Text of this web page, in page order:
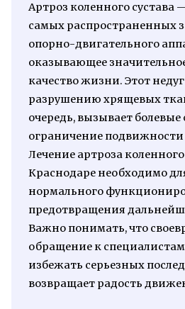
Артроз коленного сустава
самых распространенных
опорно-двигательного
оказывающее
качество жизни. Этот
разрушению хрящевых
очередь, вызывает
ограничение подвижности
Лечение артроза коленного
Краснодаре необходимо
нормального
предотвращения
Важно понимать, что
обращение к
избежать серьезных
возвращает радость